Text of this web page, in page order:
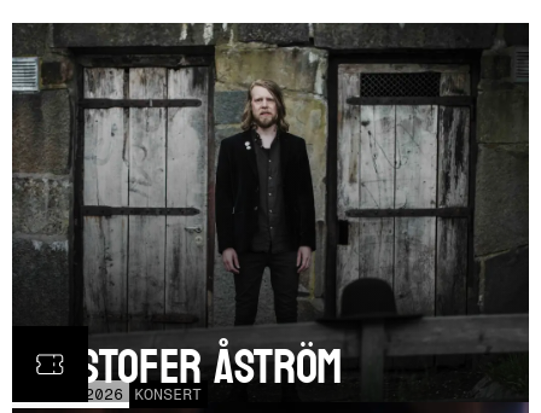
2026 KONSERT
Kristofer Åström